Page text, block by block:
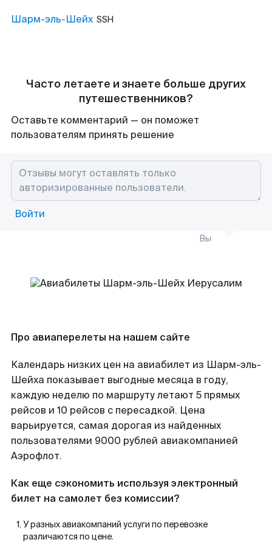
Шарм-эль-Шейх SSH
Часто летаете и знаете больше других
путешественников?
Оставьте комментарий — он поможет
пользователям принять решение
Войти
Вы
Про авиаперелеты на нашем сайте
Календарь низких цен на авиабилет из Шарм-эль-
Шейха показывает выгодные месяца в году,
каждую неделю по маршруту летают 5 прямых
рейсов и 10 рейсов с пересадкой. Цена
варьируется, самая дорогая из найденных
пользователями 9000 рублей авиакомпанией
Аэрофлот.
Как еще сэкономить используя электронный
билет на самолет без комиссии?
У разных авиакомпаний услуги по перевозке
различаются по цене.